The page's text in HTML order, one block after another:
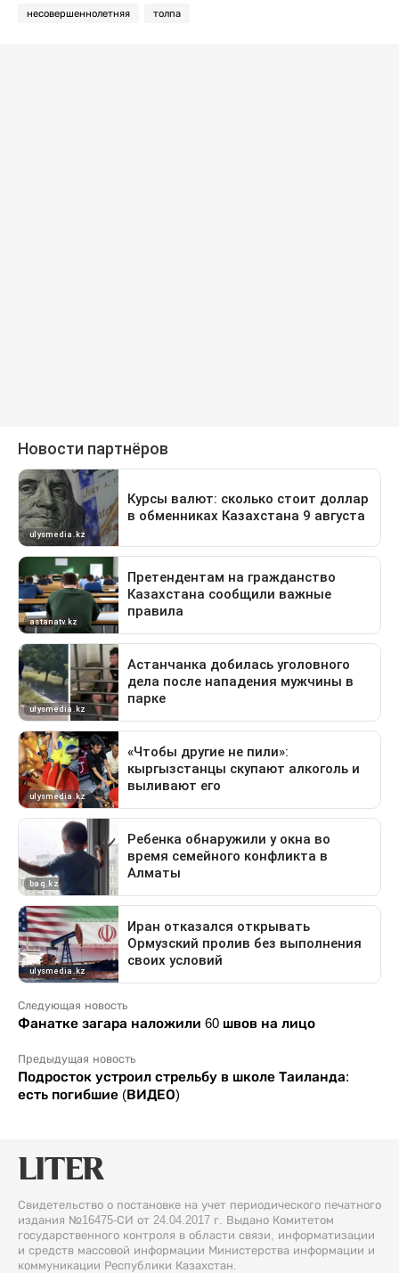
несовершеннолетняя толпа
Следующая новость
Фанатке загара наложили 60 швов на лицо
Предыдущая новость
Подросток устроил стрельбу в школе Таиланда:
есть погибшие (ВИДЕО)
Свидетельство о постановке на учет периодического печатного
издания №16475-СИ от 24.04.2017 г. Выдано Комитетом
государственного контроля в области связи, информатизации
и средств массовой информации Министерства информации и
коммуникации Республики Казахстан.